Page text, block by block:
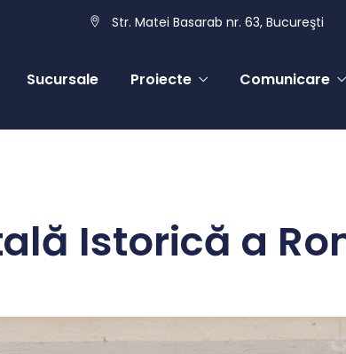
Str. Matei Basarab nr. 63, Bucureşti
Sucursale Proiecte Comunicare
Istorică a